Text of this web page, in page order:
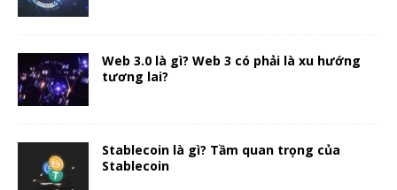
Web 3.0 là gì? Web 3 có phải là xu hướng
tương lai?
Stablecoin là gì? Tầm quan trọng của
Stablecoin